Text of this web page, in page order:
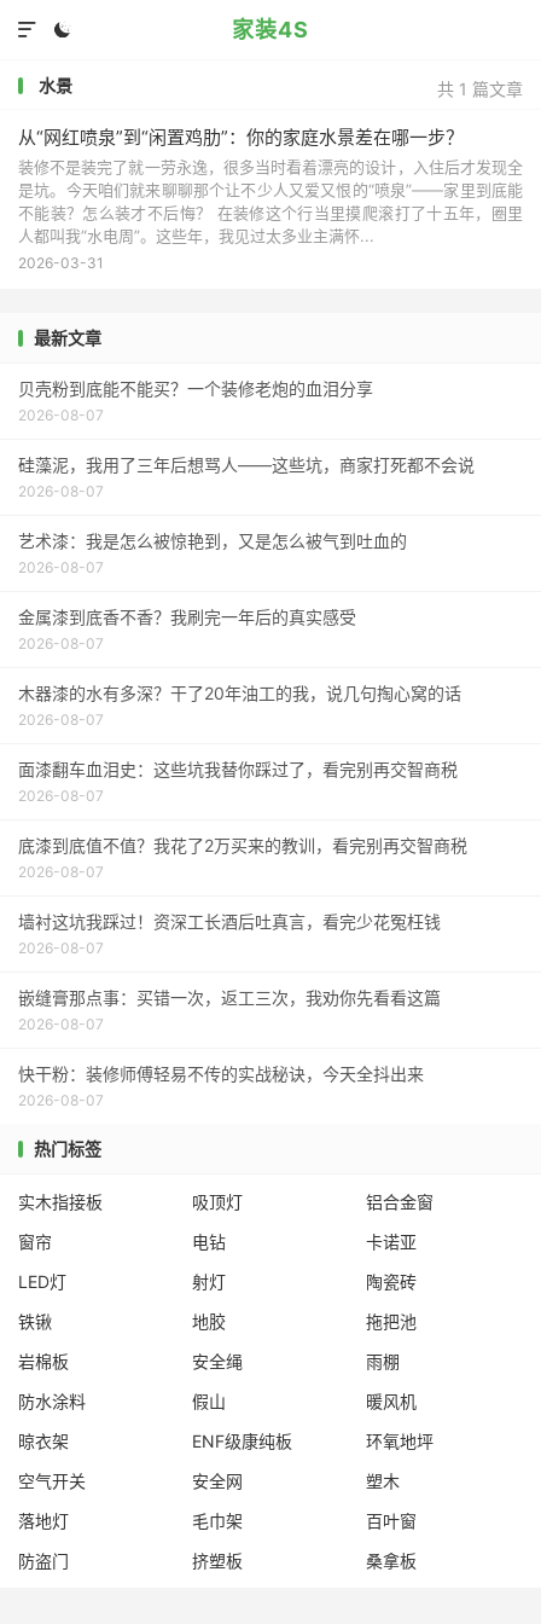
家装4S


共 1 篇文章
水景
从“网红喷泉”到“闲置鸡肋”：你的家庭水景差在哪一步？
装修不是装完了就一劳永逸，很多当时看着漂亮的设计，入住后才发现全
是坑。今天咱们就来聊聊那个让不少人又爱又恨的“喷泉”——家里到底能
不能装？怎么装才不后悔？ 在装修这个行当里摸爬滚打了十五年，圈里
人都叫我“水电周”。这些年，我见过太多业主满怀...
2026-03-31
最新文章
贝壳粉到底能不能买？一个装修老炮的血泪分享
2026-08-07
硅藻泥，我用了三年后想骂人——这些坑，商家打死都不会说
2026-08-07
艺术漆：我是怎么被惊艳到，又是怎么被气到吐血的
2026-08-07
金属漆到底香不香？我刷完一年后的真实感受
2026-08-07
木器漆的水有多深？干了20年油工的我，说几句掏心窝的话
2026-08-07
面漆翻车血泪史：这些坑我替你踩过了，看完别再交智商税
2026-08-07
底漆到底值不值？我花了2万买来的教训，看完别再交智商税
2026-08-07
墙衬这坑我踩过！资深工长酒后吐真言，看完少花冤枉钱
2026-08-07
嵌缝膏那点事：买错一次，返工三次，我劝你先看看这篇
2026-08-07
快干粉：装修师傅轻易不传的实战秘诀，今天全抖出来
2026-08-07
热门标签
实木指接板 吸顶灯
铝合金窗
窗帘
电钻
卡诺亚
LED灯
射灯
陶瓷砖
铁锹
地胶
拖把池
岩棉板
安全绳
雨棚
防水涂料
假山
暖风机
晾衣架
ENF级康纯板
环氧地坪
空气开关
安全网
塑木
落地灯
毛巾架
百叶窗
防盗门
挤塑板 桑拿板